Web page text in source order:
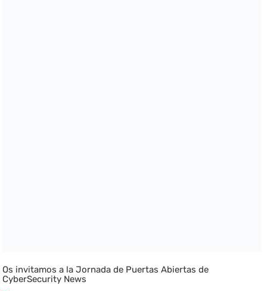
Os invitamos a la Jornada de Puertas Abiertas de
CyberSecurity News